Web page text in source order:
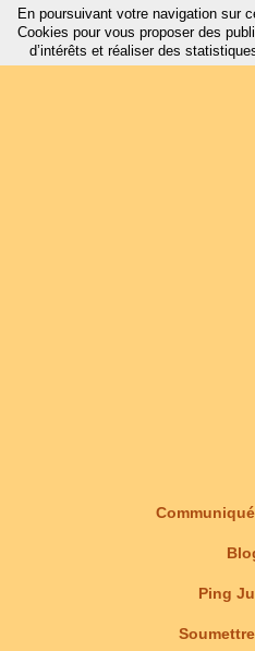
Ping
En poursuivant votre navigation sur
Cookies pour vous proposer des
d’intérêts et réaliser des